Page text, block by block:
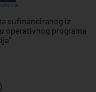
sufinanciranog iz
operativnog programa